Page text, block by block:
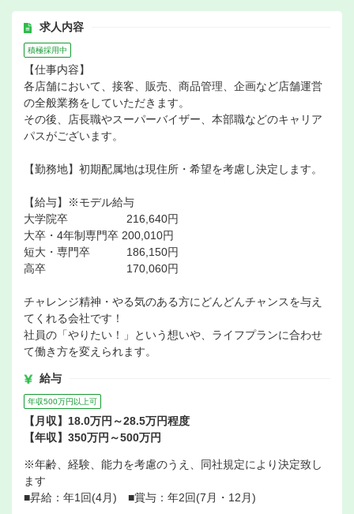
求人内容
積極採用中
【仕事内容】
各店舗において、接客、販売、商品管理、企画など店舗運営
の全般業務をしていただきます。
その後、店長職やスーパーバイザー、本部職などのキャリア
パスがございます。
【勤務地】初期配属地は現住所・希望を考慮し決定します。
【給与】※モデル給与
大学院卒 216,640円
大卒・4年制専門卒 200,010円
短大・専門卒 186,150円
高卒 170,060円
チャレンジ精神・やる気のある方にどんどんチャンスを与え
てくれる会社です！
社員の「やりたい！」という想いや、ライフプランに合わせ
て働き方を変えられます。
給与
年収500万円以上可
【月収】18.0万円～28.5万円程度
【年収】350万円～500万円
※年齢、経験、能力を考慮のうえ、同社規定により決定致し
ます
■昇給：年1回(4月) ■賞与：年2回(7月・12月)